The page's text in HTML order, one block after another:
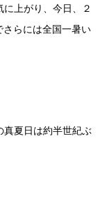
上がり、今日、２
らには全国一暑い
夏日は約半世紀ぶ